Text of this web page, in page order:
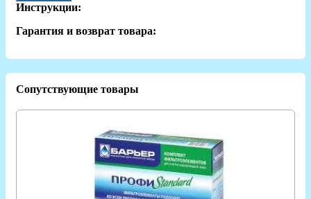
Инструкции:
Гарантия и возврат товара:
Сопутствующие товары